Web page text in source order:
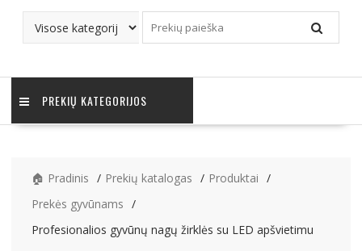
PREKIŲ KATEGORIJOS
🏠 Pradinis Prekių katalogas
Produktai
Prekės gyvūnams
Profesionalios gyvūnų nagų žirklės su LED apšvietimu